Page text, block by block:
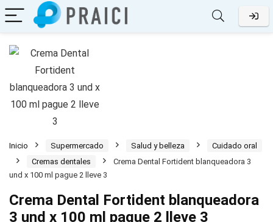
Inicio Supermercado Salud y belleza
Cuidado oral
Cremas dentales
Crema Dental Fortident blanqueadora 3
und x 100 ml pague 2 lleve 3
Crema Dental Fortident blanqueadora
3 und x 100 ml pague 2 lleve 3